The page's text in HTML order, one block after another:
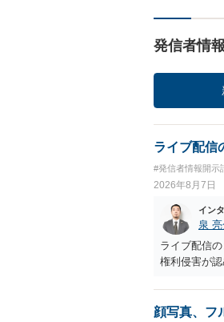
発信者情
ライブ配信
#発信者情報開示
2026年8月7日
イン
泉
ライブ配信
権利侵害が
顔写真、フ